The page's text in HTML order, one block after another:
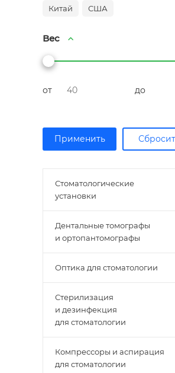
Китай США
Вес
от до
Стоматологические
установки
Дентальные томографы
и ортопантомографы
Оптика для стоматологии
Стерилизация
и дезинфекция
для стоматологии
Компрессоры и аспирация
для стоматологии